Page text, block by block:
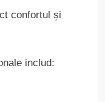
confortul și
includ: